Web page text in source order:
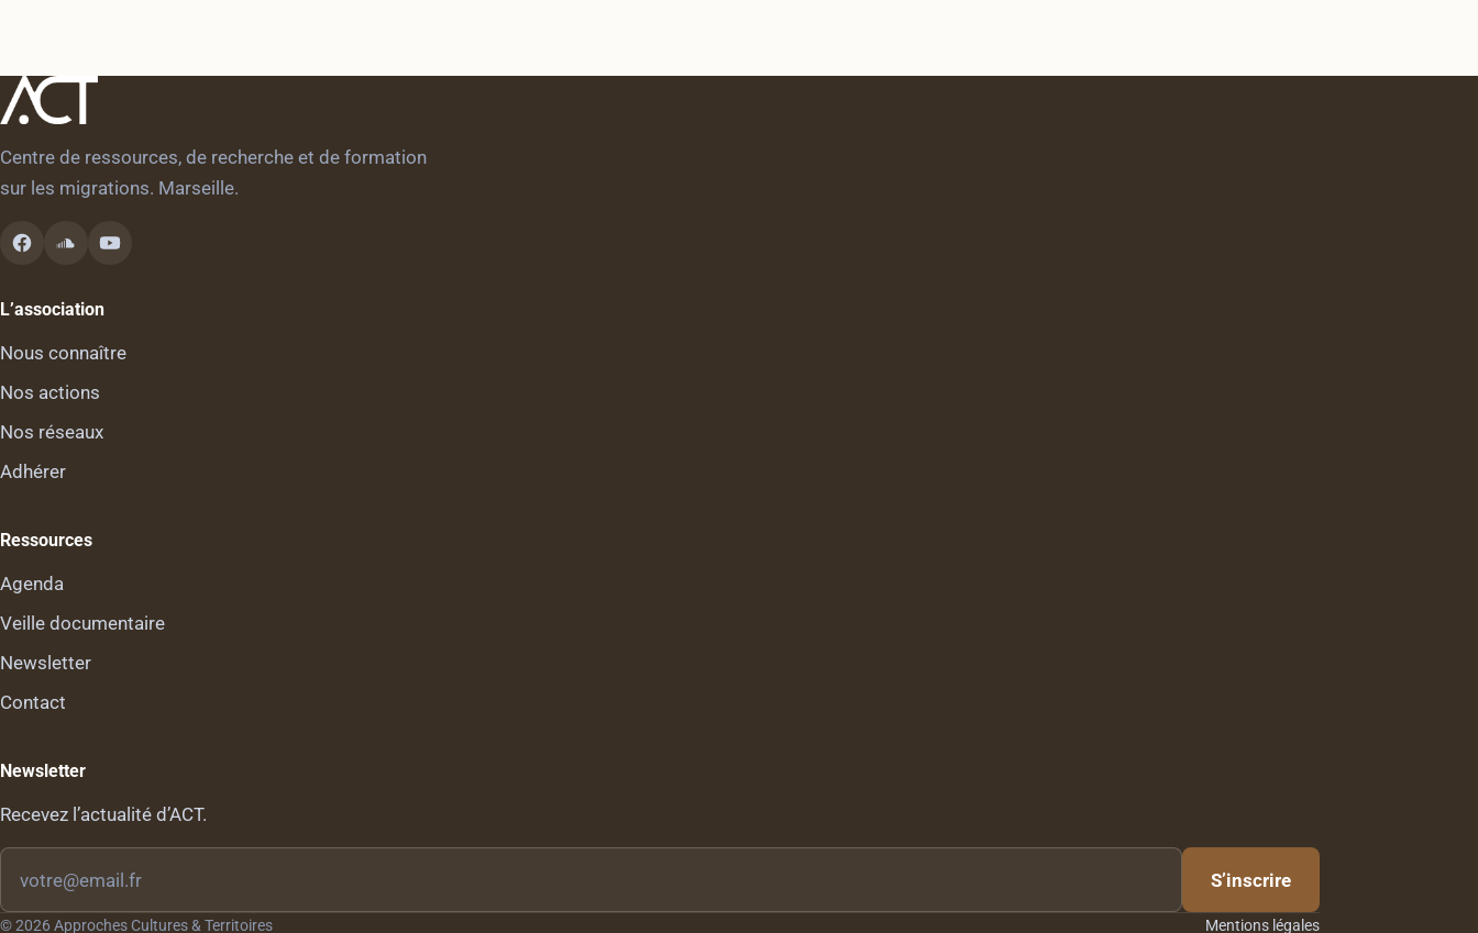
Centre de ressources, de recherche et de formation
sur les migrations. Marseille.
L’association
Nous connaître
Nos actions
Nos réseaux
Adhérer
Ressources
Agenda
Veille documentaire
Newsletter
Contact
Newsletter
Recevez l’actualité d’ACT.
email
S’inscrire
© 2026 Approches Cultures & Territoires Mentions légales